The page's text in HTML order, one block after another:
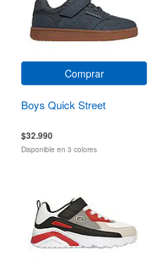
Comprar
Boys Quick Street
$32.990
Disponible en 3 colores